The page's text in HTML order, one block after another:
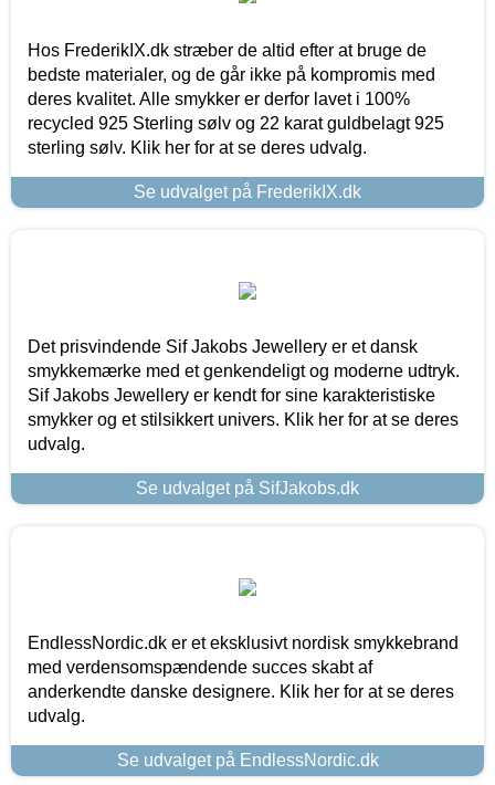
Hos FrederikIX.dk stræber de altid efter at bruge de
bedste materialer, og de går ikke på kompromis med
deres kvalitet. Alle smykker er derfor lavet i 100%
recycled 925 Sterling sølv og 22 karat guldbelagt 925
sterling sølv. Klik her for at se deres udvalg.
Se udvalget på FrederikIX.dk
Det prisvindende Sif Jakobs Jewellery er et dansk
smykkemærke med et genkendeligt og moderne udtryk.
Sif Jakobs Jewellery er kendt for sine karakteristiske
smykker og et stilsikkert univers. Klik her for at se deres
udvalg.
Se udvalget på SifJakobs.dk
EndlessNordic.dk er et eksklusivt nordisk smykkebrand
med verdensomspændende succes skabt af
anderkendte danske designere. Klik her for at se deres
udvalg.
Se udvalget på EndlessNordic.dk